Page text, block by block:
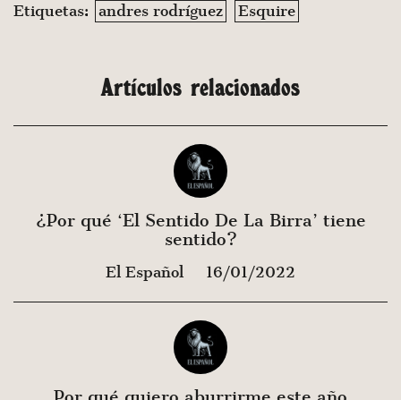
Etiquetas: andres rodríguez Esquire
Artículos relacionados
¿Por qué ‘El Sentido De La Birra’ tiene
sentido?
El Español 16/01/2022